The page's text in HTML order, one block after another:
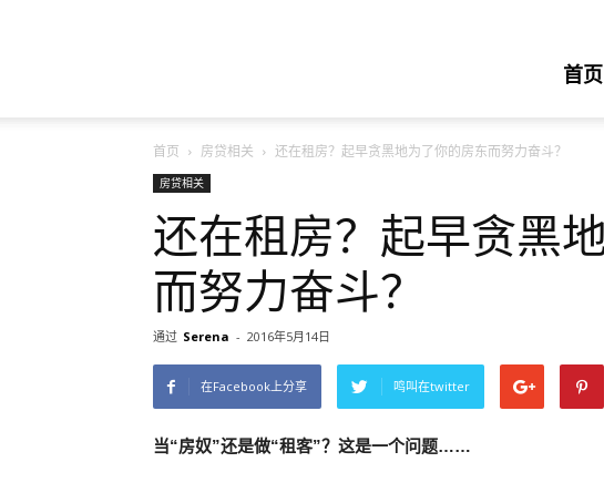
国
房
产
首页
首页 房贷相关 还在租房？起早贪黑地为了你的房东而努力奋斗？
房贷相关
还在租房？起早贪黑
而努力奋斗？
通过 Serena - 2016年5月14日
在Facebook上分享 鸣叫在twitter
当“房奴”还是做“租客”？这是一个问题……